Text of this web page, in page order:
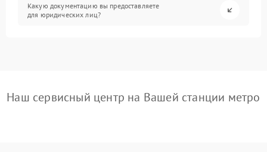
Какую документацию вы предоставляете
для юридических лиц?
Наш сервисный центр на Вашей станции метро